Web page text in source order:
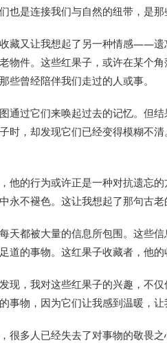
也是连接我们与自然的纽带，是那
藏又让我想起了另一种情感——遗
物件。这些红果子，或许在某个
些曾经陪伴我们走过的人或事。
通过它们来唤起过去的记忆。但
时，却发现它们已经变得模糊不
他的行为或许正是一种对抗遗忘
永不褪色。这让我想起了那句古
天都被大量的信息所包围。这些
道的事物。这红果子收藏者，他的
现，我对这些红果子的兴趣，不
事物，因为它们让我感到温暖，让
很多人已经失去了对事物的敬畏